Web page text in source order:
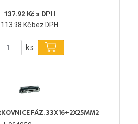
137.92 Kč s DPH
113.98 Kč bez DPH
ks
FÁZ. 33X16+2X25MM2